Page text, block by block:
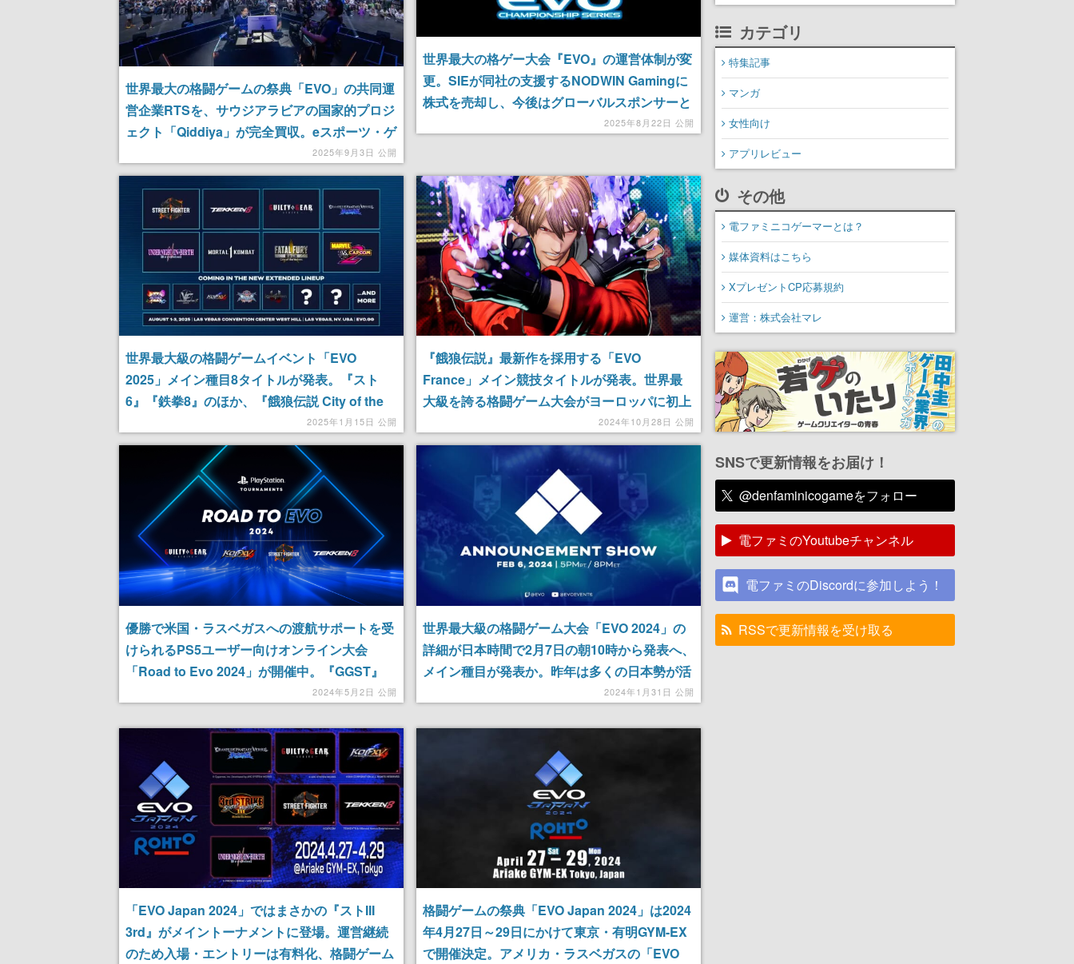
世界最大の格闘ゲームの祭典「EVO」の共同運
営企業RTSを、サウジアラビアの国家的プロジ
ェクト「Qiddiya」が完全買収。eスポーツ・ゲ
ーミング分野への投資をさらに強化2025年9月3日 公開
世界最大の格ゲー大会『EVO』の運営体制が変
更。SIEが同社の支援するNODWIN Gamingに
株式を売却し、今後はグローバルスポンサーと
して支援を継続。サウジアラビアの国家プロジ
2025年8月22日 公開
世界最大級の格闘ゲームイベント「EVO
2025」メイン種目8タイトルが発表。『スト
6』『鉄拳8』のほか、『餓狼伝説 City of the
Wolves』が初の採用タイトルに2025年1月15日 公開
『餓狼伝説』最新作を採用する「EVO
France」メイン競技タイトルが発表。世界最
大級を誇る格闘ゲーム大会がヨーロッパに初上
陸、本家「EVO」ではメインから外れていた
『ドラゴンボール ファイターズ』が復活
2024年10月28日 公開
優勝で米国・ラスベガスへの渡航サポートを受
けられるPS5ユーザー向けオンライン大会
「Road to Evo 2024」が開催中。『GGST』
『KOF XV』『スト6』『鉄拳8』の4作品で
2024年5月2日 公開
世界最大級の格闘ゲーム大会「EVO 2024」の
詳細が日本時間で2月7日の朝10時から発表へ、
メイン種目が発表か。昨年は多くの日本勢が活
2024年1月31日 公開
「EVO Japan 2024」ではまさかの『ストIII
3rd』がメイントーナメントに登場。運営継続
のため入場・エントリーは有料化、格闘ゲーム
格闘ゲームの祭典「EVO Japan 2024」は2024
年4月27日～29日にかけて東京・有明GYM-EX
で開催決定。アメリカ・ラスベガスの「EVO
カテゴリ
特集記事
マンガ
女性向け
アプリレビュー
その他
電ファミニコゲーマーとは？
媒体資料はこちら
XプレゼントCP応募規約
運営：株式会社マレ
SNSで更新情報をお届け！
@denfaminicogameをフォロー
電ファミのYoutubeチャンネル
電ファミのDiscordに参加しよう！
RSSで更新情報を受け取る